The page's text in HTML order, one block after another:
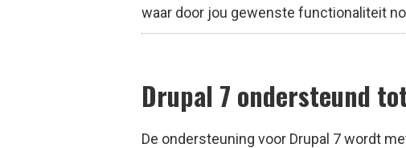
waar door jou gewenste functionaliteit
Drupal 7 ondersteund
De ondersteuning voor Drupal 7 wordt